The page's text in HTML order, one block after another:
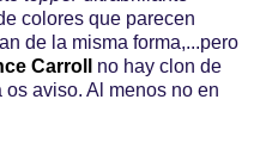
colores que parecen
de la misma forma,...pero
Carroll
no hay clon de
os aviso. Al menos no en